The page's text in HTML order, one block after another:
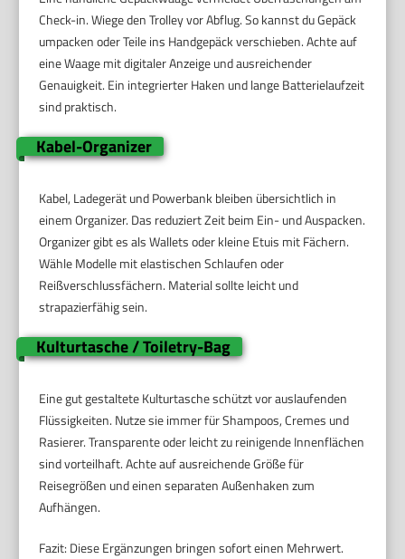
Check-in. Wiege den Trolley vor Abflug. So kannst du Gepäck
umpacken oder Teile ins Handgepäck verschieben. Achte auf
eine Waage mit digitaler Anzeige und ausreichender
Genauigkeit. Ein integrierter Haken und lange Batterielaufzeit
sind praktisch.
Kabel-Organizer
Kabel, Ladegerät und Powerbank bleiben übersichtlich in
einem Organizer. Das reduziert Zeit beim Ein- und Auspacken.
Organizer gibt es als Wallets oder kleine Etuis mit Fächern.
Wähle Modelle mit elastischen Schlaufen oder
Reißverschlussfächern. Material sollte leicht und
strapazierfähig sein.
Kulturtasche / Toiletry-Bag
Eine gut gestaltete Kulturtasche schützt vor auslaufenden
Flüssigkeiten. Nutze sie immer für Shampoos, Cremes und
Rasierer. Transparente oder leicht zu reinigende Innenflächen
sind vorteilhaft. Achte auf ausreichende Größe für
Reisegrößen und einen separaten Außenhaken zum
Aufhängen.
Fazit: Diese Ergänzungen bringen sofort einen Mehrwert.